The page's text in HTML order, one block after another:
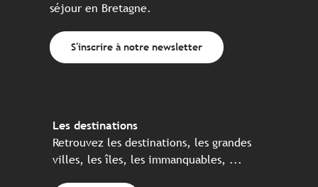
séjour en Bretagne.
S'inscrire à notre newsletter
Les destinations
Retrouvez les destinations, les grandes
villes, les îles, les immanquables, ...